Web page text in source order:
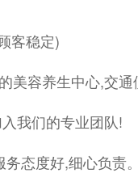
客稳定)
美容养生中心,交
我们的专业团队!
态度好,细心负责。